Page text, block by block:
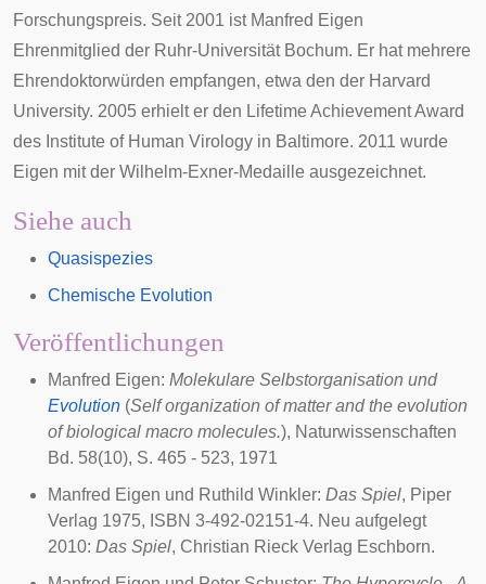
Forschungspreis. Seit 2001 ist Manfred Eigen
Ehrenmitglied der Ruhr-Universität Bochum. Er hat mehrere
Ehrendoktorwürden empfangen, etwa den der Harvard
University. 2005 erhielt er den Lifetime Achievement Award
des Institute of Human Virology in Baltimore. 2011 wurde
Eigen mit der Wilhelm-Exner-Medaille ausgezeichnet.
Siehe auch
Quasispezies
Chemische Evolution
Veröffentlichungen
Manfred Eigen: Molekulare Selbstorganisation und
Evolution (Self organization of matter and the evolution
of biological macro molecules.), Naturwissenschaften
Bd. 58(10), S. 465 - 523, 1971
Manfred Eigen und Ruthild Winkler: Das Spiel, Piper
Verlag 1975, ISBN 3-492-02151-4. Neu aufgelegt
2010: Das Spiel, Christian Rieck Verlag Eschborn.